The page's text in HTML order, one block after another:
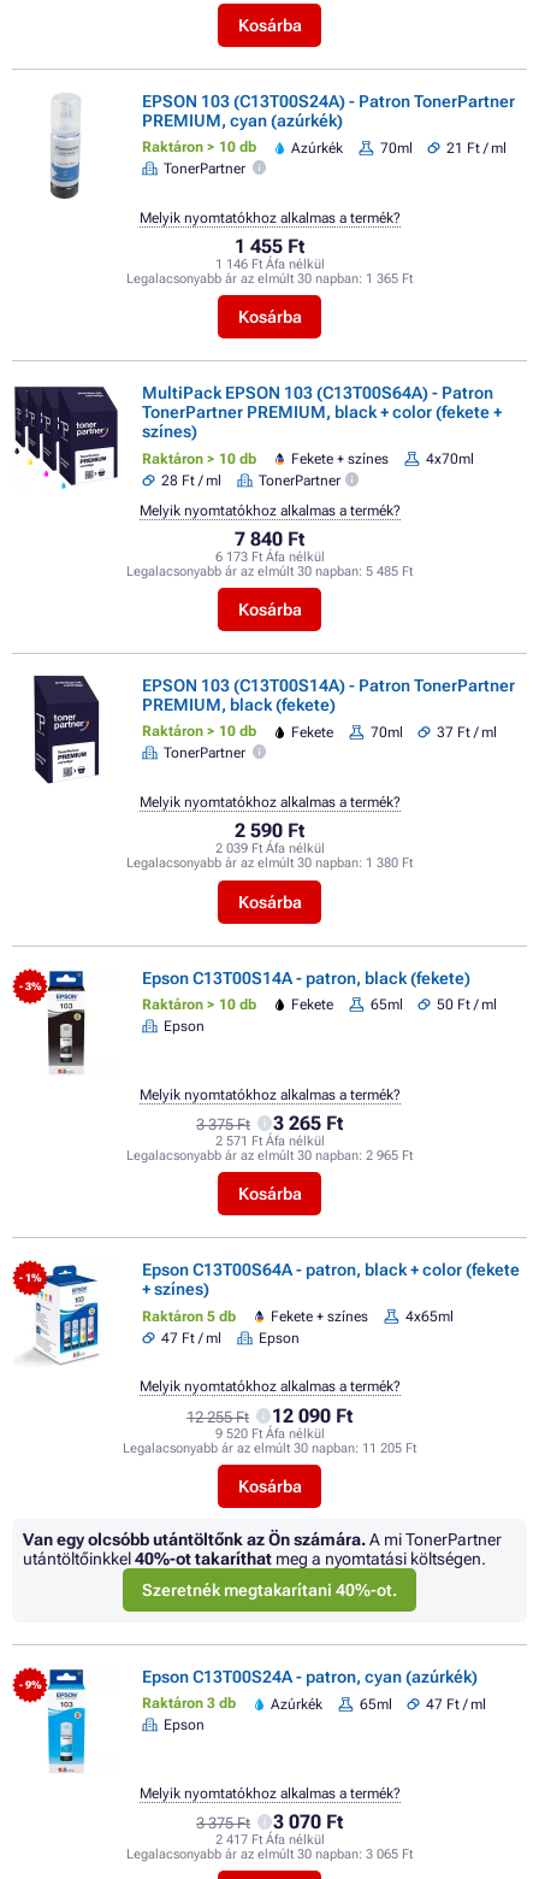
Kosárba
EPSON 103 (C13T00S24A) - Patron TonerPartner
PREMIUM, cyan (azúrkék)
Raktáron > 10 db Azúrkék 70ml
21 Ft / ml
TonerPartner
1 455 Ft
1 146 Ft Áfa nélkül
Legalacsonyabb ár az elmúlt 30 napban: 1 365 Ft
Kosárba
Melyik nyomtatókhoz alkalmas a termék?
MultiPack EPSON 103 (C13T00S64A) - Patron
TonerPartner PREMIUM, black + color (fekete +
színes)
Raktáron > 10 db Fekete + színes
4x70ml
28 Ft / ml
TonerPartner
7 840 Ft
6 173 Ft Áfa nélkül
Legalacsonyabb ár az elmúlt 30 napban: 5 485 Ft
Kosárba
Melyik nyomtatókhoz alkalmas a termék?
EPSON 103 (C13T00S14A) - Patron TonerPartner
PREMIUM, black (fekete)
Raktáron > 10 db Fekete 70ml
37 Ft / ml
TonerPartner
2 590 Ft
2 039 Ft Áfa nélkül
Legalacsonyabb ár az elmúlt 30 napban: 1 380 Ft
Kosárba
Melyik nyomtatókhoz alkalmas a termék?
- 3% Epson C13T00S14A - patron, black (fekete)
Raktáron > 10 db Fekete 65ml
50 Ft / ml
Epson
3 375 Ft 3 265 Ft
2 571 Ft Áfa nélkül
Legalacsonyabb ár az elmúlt 30 napban: 2 965 Ft
Kosárba
Melyik nyomtatókhoz alkalmas a termék?
- 1%
Epson C13T00S64A - patron, black + color (fekete
+ színes)
Raktáron 5 db Fekete + színes
4x65ml
47 Ft / ml
Epson
12 255 Ft 12 090 Ft
9 520 Ft Áfa nélkül
Legalacsonyabb ár az elmúlt 30 napban: 11 205 Ft
Kosárba
Melyik nyomtatókhoz alkalmas a termék?
Van egy olcsóbb utántöltőnk az Ön számára.A mi TonerPartner
utántöltőinkkel40%-ot takaríthat meg a nyomtatási költségen.
Szeretnék megtakarítani 40%-ot.
- 9% Epson C13T00S24A - patron, cyan (azúrkék)
Raktáron 3 db Azúrkék 65ml
47 Ft / ml
Epson
3 375 Ft 3 070 Ft
2 417 Ft Áfa nélkül
Legalacsonyabb ár az elmúlt 30 napban: 3 065 Ft
Melyik nyomtatókhoz alkalmas a termék?